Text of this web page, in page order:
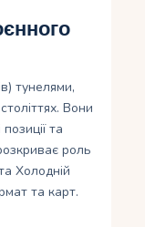
тунелями,
Вони
та
роль
Холодній
та карт.